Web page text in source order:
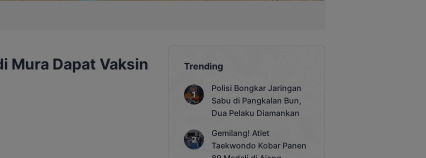
Mura Dapat Vaksin
Trending
Polisi Bongkar Jaringan
Sabu di Pangkalan Bun,
Dua Pelaku Diamankan
Gemilang! Atlet
Taekwondo Kobar Panen